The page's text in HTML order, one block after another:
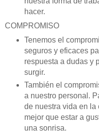
hacer.
COMPROMISO
Tenemos el
seguros y eficaces
respuesta a dudas y
surgir.
También el
a nuestro personal.
de nuestra vida en la
mejor que estar a
una sonrisa.